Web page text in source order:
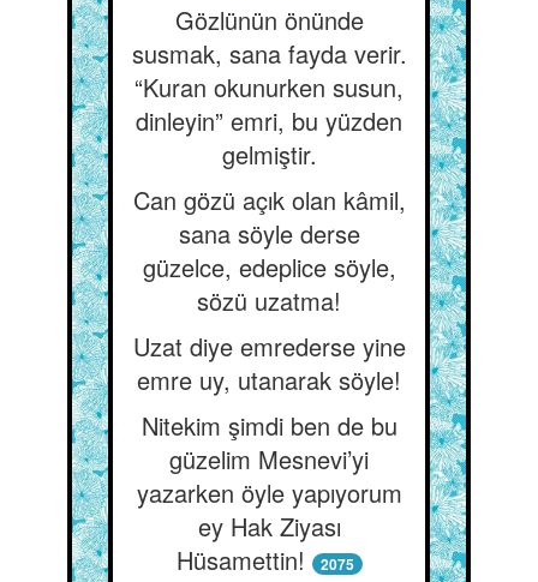
Gözlünün önünde
susmak, sana fayda verir.
“Kuran okunurken susun,
dinleyin” emri, bu yüzden
gelmiştir.
Can gözü açık olan kâmil,
sana söyle derse
güzelce, edeplice söyle,
sözü uzatma!
Uzat diye emrederse yine
emre uy, utanarak söyle!
Nitekim şimdi ben de bu
güzelim Mesnevi’yi
yazarken öyle yapıyorum
ey Hak Ziyası
Hüsamettin!
2075